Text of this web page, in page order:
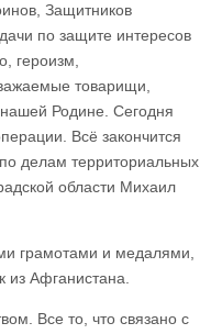
Защитников
по защите интересов
героизм,
товарищи,
нашей Родине. Сегодня
Всё закончится
делам территориальных
области Михаил
грамотами и медалями,
из Афганистана.
Все то, что связано с